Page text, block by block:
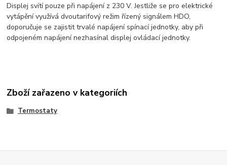
Displej svítí pouze při napájení z 230 V. Jestliže se pro elektrické
vytápění využívá dvoutarifový režim řízený signálem HDO,
doporučuje se zajistit trvalé napájení spínací jednotky, aby při
odpojeném napájení nezhasínal displej ovládací jednotky.
Zboží zařazeno v kategoriích
Termostaty